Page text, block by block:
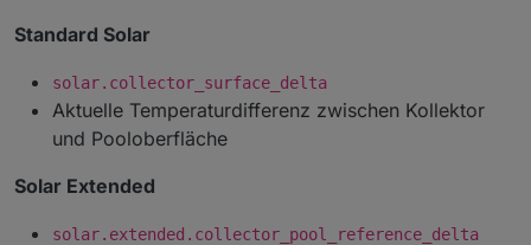
Standard Solar
solar.collector_surface_delta
Aktuelle Temperaturdifferenz zwischen Kollektor
und Pooloberfläche
Solar Extended
solar.extended.collector_pool_reference_delta